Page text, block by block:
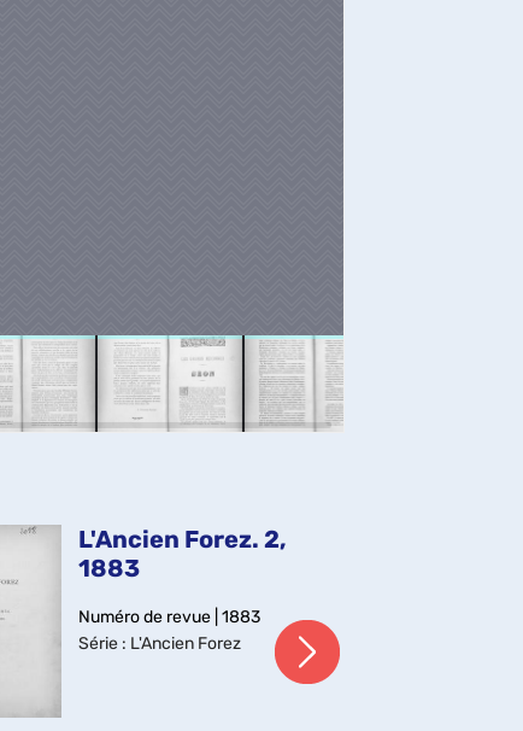
L'Ancien Forez. 2,
1883
Numéro de revue | 1883
Série: L'Ancien Forez